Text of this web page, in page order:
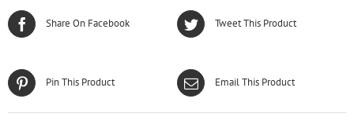
Share On Facebook Tweet This Product
Pin This Product Email This Product